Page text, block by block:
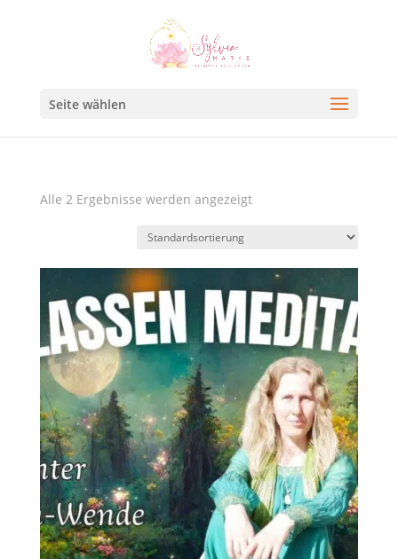
Seite wählen
Alle 2 Ergebnisse werden angezeigt